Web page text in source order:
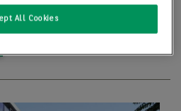
All Cookies